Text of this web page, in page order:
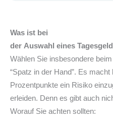
Was ist bei
der Auswahl eines
Wählen Sie insbesondere
“Spatz in der Hand”. Es
Prozentpunkte ein Risiko
erleiden. Denn es gibt auch
Worauf Sie achten sollten: